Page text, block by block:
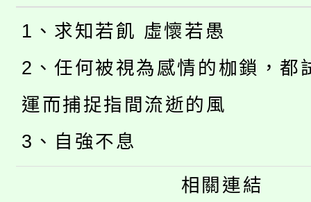
1、求知若飢 虛懷若愚
2、任何被視為感情的枷鎖，都
運而捕捉指間流逝的風
3、自強不息
相關連結